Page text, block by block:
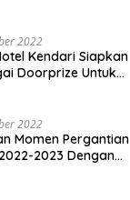
2022
Kendari Siapkan
Doorprize Untuk
2022
Momen Pergantian
2023 Dengan